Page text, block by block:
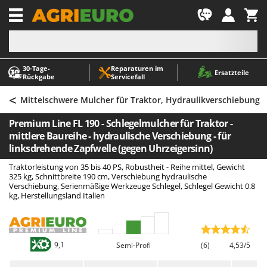
30‑Tage-
Rückgabe
Reparaturen im
Servicefall
Ersatzteile
-1
A
Abbeermaschinen - Traubenmühlen
Abfüllgeräte
Akku Gartenscheren
Akku Gras- und Strauchscheren
Akku-Stichsägen
Allzwecktransporter - Motorschubkarren
Alu-Teleskopleitern
Arbeitsschutzkleidung
Aschesauger
A
ABAC
AgriEuro Premium
AgriEuro TOP-LINE
AGT
Aima
Airmec
AL-KO
Alce
Alpina
< Mittelschwere Mulcher für Traktor, Hydraulikverschiebung
Premium Line FL 190 - Schlegelmulcher für Traktor -
mittlere Baureihe - hydraulische Verschiebung - für
linksdrehende Zapfwelle (gegen Uhrzeigersinn)
Traktorleistung von 35 bis 40 PS, Robustheit - Reihe mittel, Gewicht
325 kg, Schnittbreite 190 cm, Verschiebung hydraulische
Verschiebung, Serienmäßige Werkzeuge Schlegel, Schlegel Gewicht 0.8
kg, Herstellungsland Italien
9,1 Semi-Profi (6) 4,53/5